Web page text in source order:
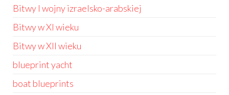
Bitwy I wojny izraelsko-arabskiej
Bitwy w XI wieku
Bitwy w XII wieku
blueprint yacht
boat blueprints